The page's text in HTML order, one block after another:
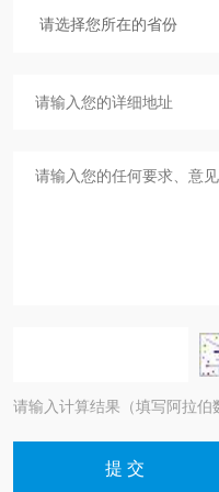
请输入计算结果（填写阿拉伯